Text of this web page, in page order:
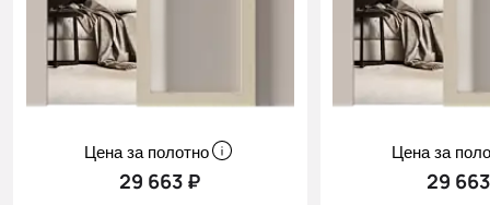
Цена за полотно
29 663 ₽
Цена за
29